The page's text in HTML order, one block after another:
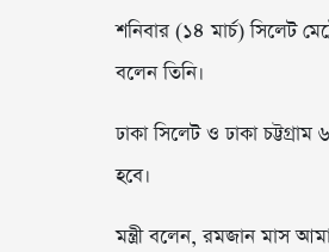
শনিবার (১৪ মার্চ) সিলেট
বলেন তিনি।
ঢাকা সিলেট ও ঢাকা
হবে।
মন্ত্রী বলেন, রমজান মাস